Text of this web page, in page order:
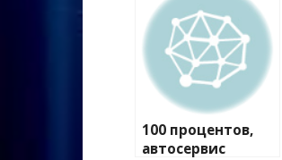
100 процентов,
автосервис